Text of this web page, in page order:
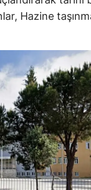
Kırıkkale
Şırnak
Bartın
Ardahan
Iğdır
Yalova
Karabük
Hazine